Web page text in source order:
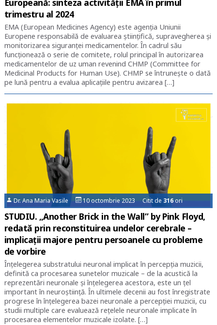
Europeană: sinteza activității EMA în primul
trimestru al 2024
EMA (European Medicines Agency) este agenția Uniunii
Europene responsabilă de evaluarea științifică, supravegherea și
monitorizarea siguranței medicamentelor. În cadrul său
funcționează o serie de comitete, rolul principal în autorizarea
medicamentelor de uz uman revenind CHMP (Committee for
Medicinal Products for Human Use). CHMP se întrunește o dată
pe lună pentru a evalua aplicațiile pentru avizarea […]
Dr. Ana Maria Vasile 10 octombrie 2023 Citit de 316ori
STUDIU. „Another Brick in the Wall” by Pink Floyd,
redată prin reconstituirea undelor cerebrale –
implicații majore pentru persoanele cu probleme
de vorbire
Înțelegerea substratului neuronal implicat în percepția muzicii,
definită ca procesarea sunetelor muzicale – de la acustică la
reprezentări neuronale și înțelegerea acestora, este un țel
important în neuroștiință. În ultimele decenii au fost înregistrate
progrese în înțelegerea bazei neuronale a percepției muzicii, cu
studii multiple care evaluează rețelele neuronale implicate în
procesarea elementelor muzicale izolate. […]